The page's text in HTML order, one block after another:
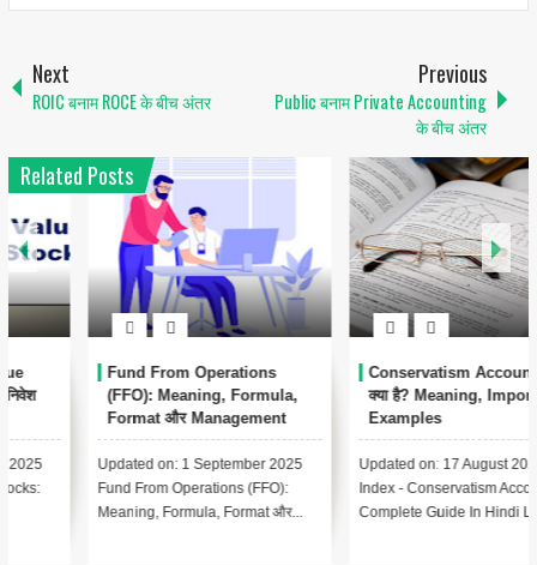
Next
ROIC बनाम ROCE के बीच अंतर
Previous
Public बनाम Private Accounting
के बीच अंतर
Related Posts
Conservatism Accounting
क्या है? Meaning, Importance,
Updated on: 17 August 2025 📑
Index - Conservatism Accounting
Complete Guide In Hindi Le...
1
Automated Clearing House
(ACH) क्या है? – पूरी जानकारी हिंदी
Updated on: 17 August 2025 📚
Index – Automated Clearing
House (ACH) क्या है? Lesson 1:...